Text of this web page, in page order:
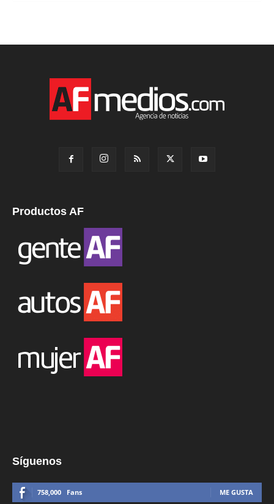
Productos AF
Síguenos
758,000 Fans ME GUSTA